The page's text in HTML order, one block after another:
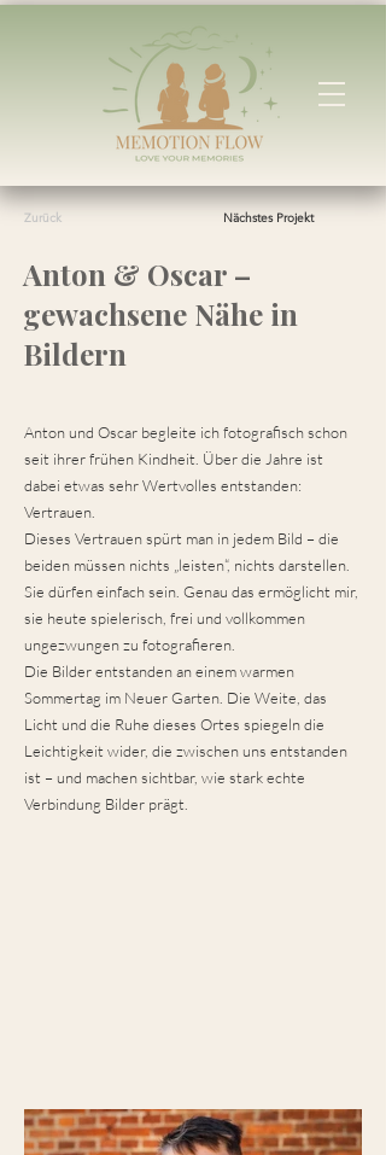
Zurück Nächstes Projekt
Anton & Oscar –
gewachsene Nähe in
Bildern
Anton und Oscar begleite ich fotografisch schon
seit ihrer frühen Kindheit. Über die Jahre ist
dabei etwas sehr Wertvolles entstanden:
Vertrauen.
Dieses Vertrauen spürt man in jedem Bild – die
beiden müssen nichts „leisten“, nichts darstellen.
Sie dürfen einfach sein. Genau das ermöglicht mir,
sie heute spielerisch, frei und vollkommen
ungezwungen zu fotografieren.
Die Bilder entstanden an einem warmen
Sommertag im Neuer Garten. Die Weite, das
Licht und die Ruhe dieses Ortes spiegeln die
Leichtigkeit wider, die zwischen uns entstanden
ist – und machen sichtbar, wie stark echte
Verbindung Bilder prägt.